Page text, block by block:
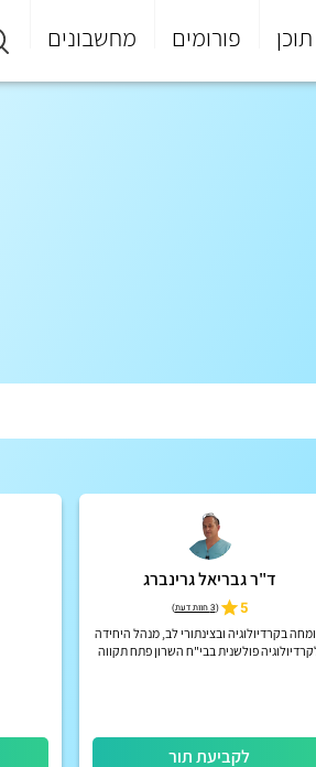
תוכן פורומים מחשבונים
ד"ר גבריאל גרינברג
5
(3 חוות דעת )
בקרדיולוגיה ובצינתורי לב, מנהל היחידה
פולשנית בבי"ח השרון פתח תקווה
לקביעת תור